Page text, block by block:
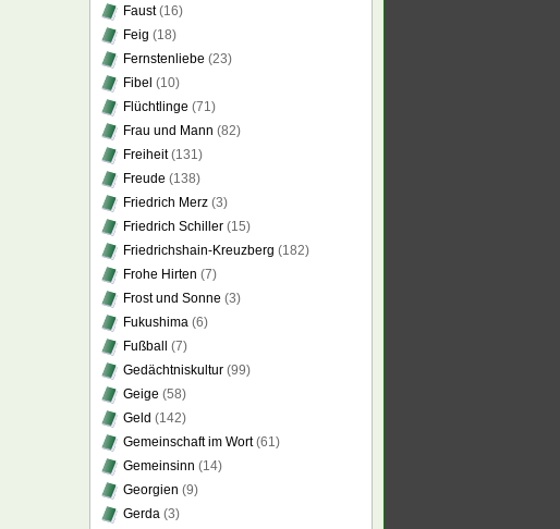
Faust(16)
Feig (18)
Fernstenliebe (23)
Fibel (10)
Flüchtlinge (71)
Frau und Mann (82)
Freiheit(131)
Freude (138)
Friedrich Merz (3)
Friedrich Schiller (15)
Friedrichshain-Kreuzberg (182)
Frohe Hirten (7)
Frost und Sonne (3)
Fukushima (6)
Fußball
(7)
Gedächtniskultur (99)
Geige (58)
Geld (142)
Gemeinschaft im Wort(61)
Gemeinsinn (14)
Georgien (9)
Gerda (3)